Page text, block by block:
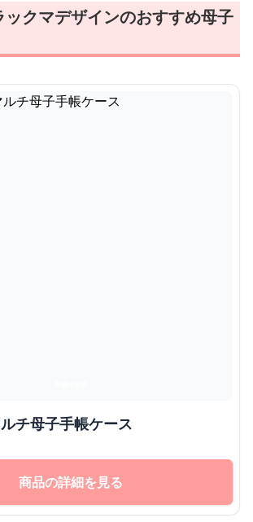
クマデザインのおすすめ母子
チ母子手帳ケース
商品の詳細を見る